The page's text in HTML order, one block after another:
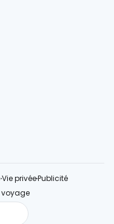
Vie privéePublicité
voyage